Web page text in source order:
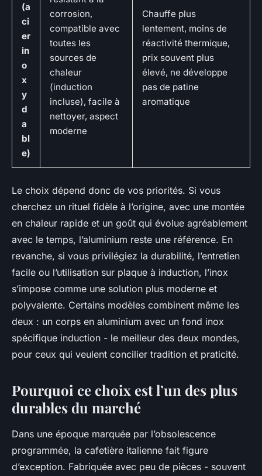
(a
ci
er
in
o
x
y
d
a
bl
e)
corrosion,
compatible avec
toutes les
sources de
chaleur
(induction
incluse), facile à
nettoyer, aspect
moderne
Chauffe plus
lentement, moins de
réactivité thermique,
prix souvent plus
élevé, ne développe
pas de patine
aromatique
Le choix dépend donc de vos priorités. Si vous
cherchez un rituel fidèle à l’origine, avec une montée
en chaleur rapide et un goût qui évolue agréablement
avec le temps, l’aluminium reste une référence. En
revanche, si vous privilégiez la durabilité, l’entretien
facile ou l’utilisation sur plaque à induction, l’inox
s’impose comme une solution plus moderne et
polyvalente. Certains modèles combinent même les
deux : un corps en aluminium avec un fond inox
spécifique induction - le meilleur des deux mondes,
pour ceux qui veulent concilier tradition et praticité.
Pourquoi ce choix est l’un des plus
durables du marché
Dans une époque marquée par l’obsolescence
programmée, la cafetière italienne fait figure
d’exception. Fabriquée avec peu de pièces - souvent